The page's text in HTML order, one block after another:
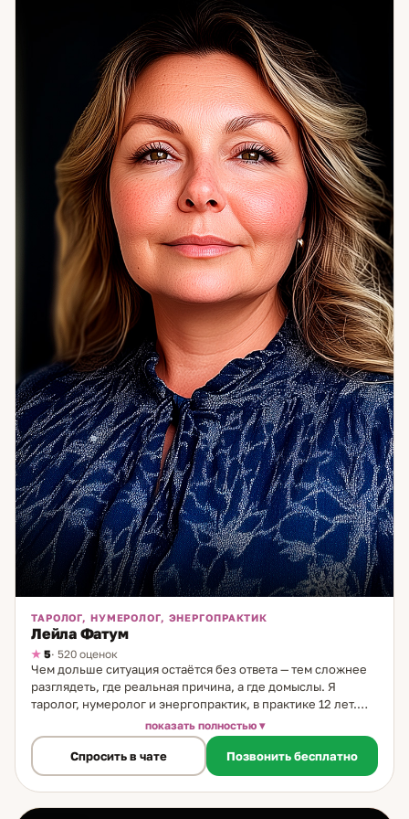
Из практики: клиентка познакомилась с мужчиной онлайн,
он нравился, но вызывал тревогу. Расклад чётко показал
расхождение между тем, что он демонстрировал, и его
реальными намерениями. Клиентка приняла решение —
спокойно, без сожаления. Карты помогают не просто
увидеть ответ — а принять его с ясной головой.
ТАРОЛОГ, НУМЕРОЛОГ, ЭНЕРГОПРАКТИК
Лейла Фатум
5· 520 оценок
Чем дольше ситуация остаётся без ответа — тем сложнее
разглядеть, где реальная причина, а где домыслы. Я
таролог, нумеролог и энергопрактик, в практике 12 лет.
Использую три инструмента в комплексе: Таро даёт
картину и прогноз, нумерология раскрывает жизненные
сценарии и закономерности, работа с состоянием
помогает устранить блоки, которые мешают движению.
Уникальное направление: работа с жизненными
сценариями. Если ситуация повторяется — это паттерн.
показать полностью
Спросить в чате Позвонить бесплатно